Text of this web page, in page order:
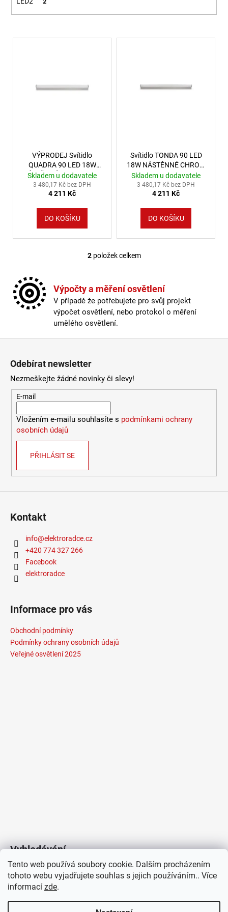
Tento web používá soubory cookie. Dalším procházením
tohoto webu vyjadřujete souhlas s jejich používáním.. Více
informací zde.
Výpis produktů
VÝPRODEJ Svítidlo
QUADRA 90 LED 18W
NÁSTĚNNÉ CHROM IP44
- LED2 Lighting
Skladem u dodavatele
3 480,17 Kč bez DPH
4 211 Kč
DO KOŠÍKU
Svítidlo TONDA 90 LED
18W NÁSTĚNNÉ CHROM
IP44 - LED2 Lighting
Skladem u dodavatele
3 480,17 Kč bez DPH
4 211 Kč
DO KOŠÍKU
Ovládací prvky výpisu
2položek celkem
Výpočty a měření osvětlení
V případě že potřebujete pro svůj projekt
výpočet osvětlení, nebo protokol o měření
umělého osvětlení.
u
e
VÝPRODEJ
ČERNÁ
(NÁHRADA
LED2
6523803)
LIGHTING
Odebírat newsletter
Nezmeškejte žádné novinky či slevy!
E-mail
Vložením e-mailu souhlasíte s podmínkami ochrany
osobních údajů
PŘIHLÁSIT SE
Kontakt
info@elektroradce.cz
+420 774 327 266
Facebook
elektroradce
Informace pro vás
Obchodní podmínky
Podmínky ochrany osobních údajů
Veřejné osvětlení 2025
Vyhledávání
HLEDAT